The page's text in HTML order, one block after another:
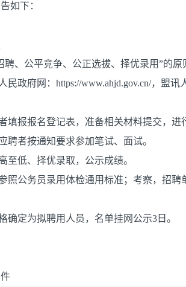
如下：
聘、公平竞争、公正选拔、择优录用”的原
民政府网：https://www.ahjd.gov.cn/，盟讯
填报报名登记表，准备相关材料提交，进
聘者按通知要求参加笔试、面试。
至低、择优录取，公示成绩。
照公务员录用体检通用标准；考察，招
确定为拟聘用人员，名单挂网公示3日。